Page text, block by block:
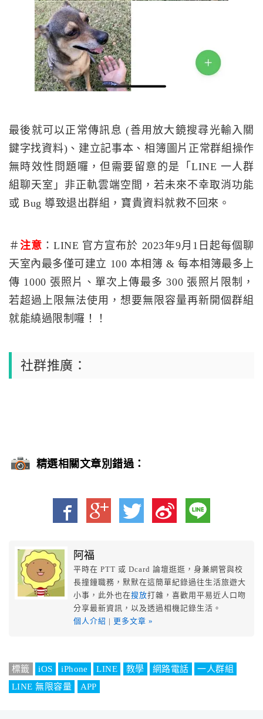
最後就可以正常傳訊息 (善用放大鏡搜尋光輸入關
鍵字找資料)、建立記事本、相簿圖片正常群組操作
無時效性問題囉，但需要留意的是「LINE 一人群
組聊天室」非正軌雲端空間，若未來不幸取消功能
或 Bug 導致退出群組，寶貴資料就救不回來。
＃注意 ：LINE 官方宣布於 2023年9月1日起每個聊
天室內最多僅可建立 100 本相簿 & 每本相簿最多上
傳 1000 張照片、單次上傳最多 300 張照片限制，
若超過上限無法使用，想要無限容量再新開個群組
就能繞過限制囉！！
社群推廣：
精選相關文章別錯過：
阿福
平時在 PTT 或 Dcard 論壇逛逛，身兼網管與校
長撞鐘職務，默默在這簡單紀錄過往生活旅遊大
小事，此外也在搜放打雜，喜歡用平易近人口吻
分享最新資訊，以及透過相機記錄生活。
個人介紹 | 更多文章 »
標籤 iOS iPhone LINE 教學 網路電話
一人群組
LINE 無限容量
APP